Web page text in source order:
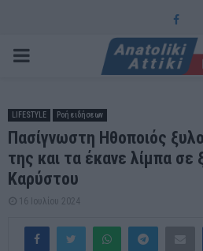
PRIMARY
LIFESTYLE Ροή ειδήσεων
Πασίγνωστη Ηθοποιός
της και τα έκανε λίμπα σε
Καρύστου
16 Ιουλίου 2024